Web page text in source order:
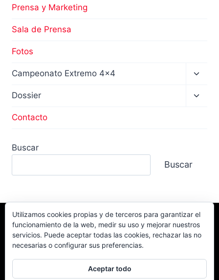
Prensa y Marketing
Sala de Prensa
Fotos
Campeonato Extremo 4×4
hijo
Dossier
Contacto
Buscar
Buscar
Facebook TikTok
Instagram
YouTube
Utilizamos cookies propias y de terceros para garantizar el
funcionamiento de la web, medir su uso y mejorar nuestros
servicios. Puede aceptar todas las cookies, rechazar las no
necesarias o configurar sus preferencias.
Aceptar todo